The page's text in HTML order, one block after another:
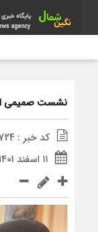
نشست صمیمی
کد خبر : 8724
۱۱ اسفند ۱۴۰۱ - ۱۶:۰۵